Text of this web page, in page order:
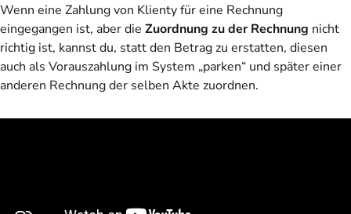
Wenn eine Zahlung von Klienty für eine Rechnung
eingegangen ist, aber die Zuordnung zu der Rechnung nicht
richtig ist, kannst du, statt den Betrag zu erstatten, diesen
auch als Vorauszahlung im System „parken“ und später einer
anderen Rechnung der selben Akte zuordnen.